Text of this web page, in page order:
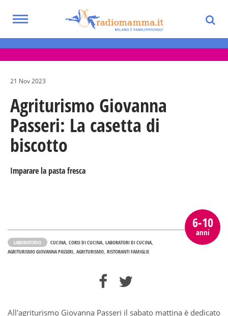
main
Toggle
Eventi per bambini, ragazzi e adolescenti
nella Città Metropolitana di Milano
21 Nov 2023
Agriturismo Giovanna
Passeri: La casetta di
biscotto
Imparare la pasta fresca
6-10
anni
LABORATORIO CUCINA CORSI DI CUCINA LABORATORI DI CUCINA
AGRITURISMO GIOVANNA PASSERI AGRITURISMO RISTORANTI FAMIGLIE
All'agriturismo Giovanna Passeri il sabato mattina è dedicato